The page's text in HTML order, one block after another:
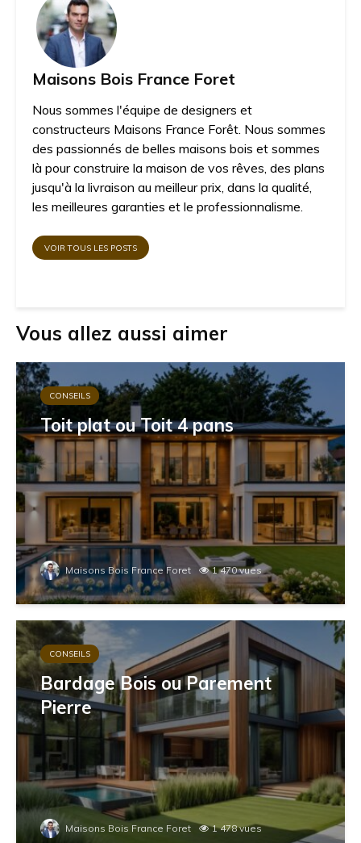
Maisons Bois France Foret
Nous sommes l'équipe de designers et
constructeurs Maisons France Forêt. Nous sommes
des passionnés de belles maisons bois et sommes
là pour construire la maison de vos rêves, des plans
jusqu'à la livraison au meilleur prix, dans la qualité,
les meilleures garanties et le professionnalisme.
VOIR TOUS LES POSTS
Vous allez aussi aimer
CONSEILS
Toit plat ou Toit 4 pans
Maisons Bois France Foret 1 470 vues
CONSEILS
Bardage Bois ou Parement
Pierre
Maisons Bois France Foret 1 478 vues